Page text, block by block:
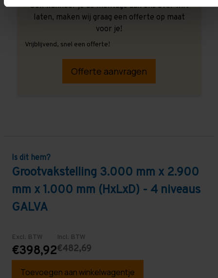
Ook wanneer je de montage aan ons over wilt
laten, maken wij graag een offerte op maat
voor je!
Vrijblijvend, snel een offerte!
Offerte aanvragen
Is dit hem?
Grootvakstelling 3.000 mm x 2.900
mm x 1.000 mm (HxLxD) - 4 niveaus
GALVA
Excl. BTW
€398,92
Incl. BTW
€482,69
Toevoegen aan winkelwagentje